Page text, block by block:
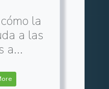
la
a las
a...